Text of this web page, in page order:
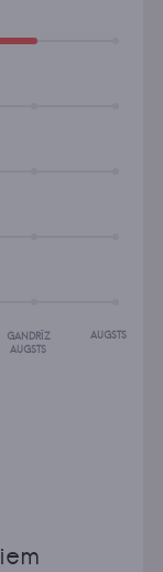
GANDRĪZ
AUGSTS
AUGSTS